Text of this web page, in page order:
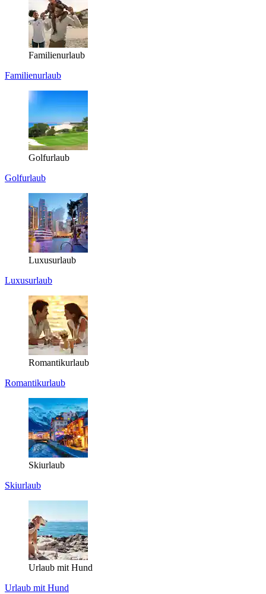
Familienurlaub
Familienurlaub
Golfurlaub
Golfurlaub
Luxusurlaub
Luxusurlaub
Romantikurlaub
Romantikurlaub
Skiurlaub
Skiurlaub
Urlaub mit Hund
Urlaub mit Hund